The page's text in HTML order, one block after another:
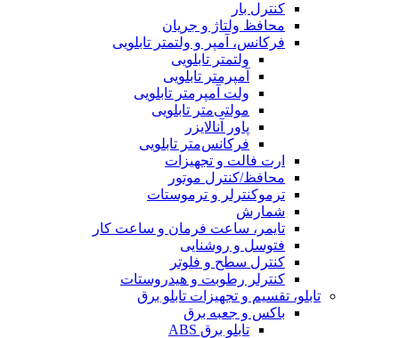
کنترل بار
محافظ ولتاژ و جریان
فرکانس، آمپر و ولتمتر تابلویی
ولتمتر تابلویی
آمپرمتر تابلویی
ولت آمپرمتر تابلویی
مولتی‌متر تابلویی
پاور آنالایزر
فرکانس‌متر تابلویی
ارت فالت و تجهیزات
محافظ/کنترل موتور
ترموکنترلر و ترموستات
شمارش
تایمر، ساعت فرمان و ساعت کار
فتوسل و روشنایی
کنترل سطح و فلوتر
کنترلر رطوبت و هیدروستات
تابلو، تقسیم و تجهیزات تابلو برق
باکس و جعبه برق
تابلو برق ABS